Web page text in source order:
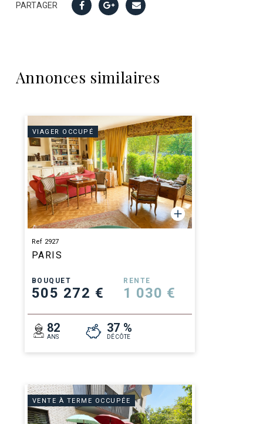
PARTAGER
Annonces similaires
VIAGER OCCUPÉ
Ref 2927
PARIS
BOUQUET
505 272 €
RENTE
1 030 €
82
ANS
37 %
DÉCÔTE
VENTE À TERME OCCUPÉE